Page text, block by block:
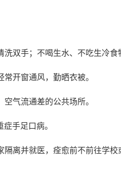
双手；不喝生水、不吃生冷食
开窗通风，勤晒衣被。
气流通差的公共场所。
手足口病。
离并就医，痊愈前不前往学校